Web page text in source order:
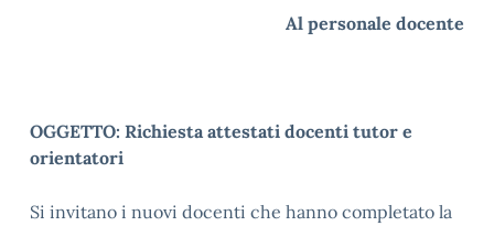
Al personale docente
OGGETTO: Richiesta attestati docenti tutor e
orientatori
Si invitano i nuovi docenti che hanno completato la